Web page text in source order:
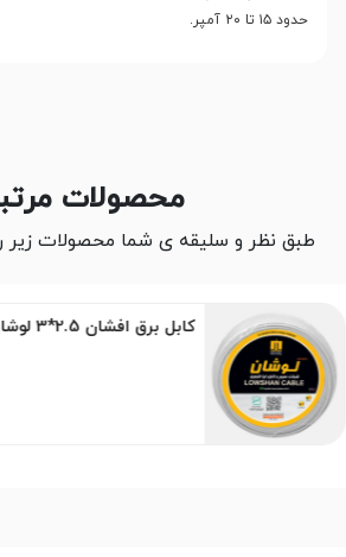
حدود ۱۵ تا ۲۰ آمپر
.
محصولات
طبق نظر و سلیقه ی شما محصولات زیر
کابل برق افشان 2.5*3 لوشان